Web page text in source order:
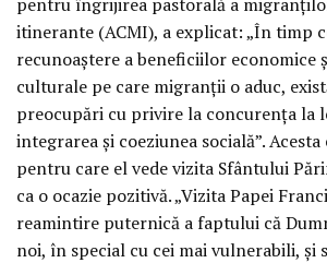
itinerante (ACMI), a explicat: „În timp
recunoaștere a beneficiilor economice
culturale pe care migranții o aduc,
preocupări cu privire la concurența la
integrarea și coeziunea socială”.
pentru care el vede vizita Sfântului
ca o ocazie pozitivă. „Vizita Papei
reamintire puternică a faptului că
noi, în special cu cei mai vulnerabili, și